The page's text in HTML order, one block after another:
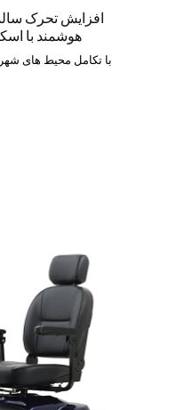
افزایش تحرک
هوشمند با
با تکامل محیط های